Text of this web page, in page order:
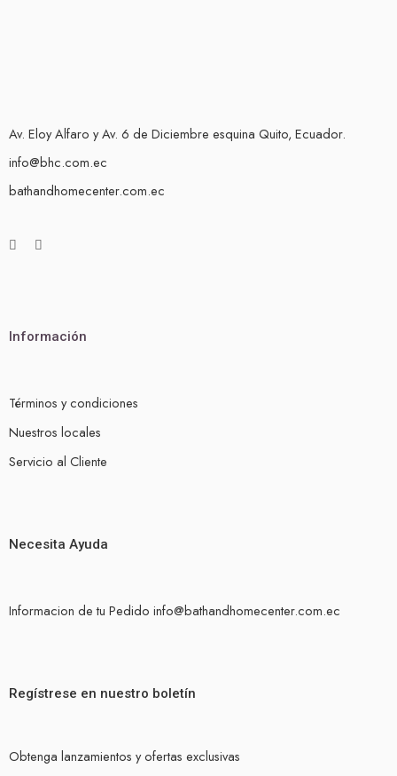
Av. Eloy Alfaro y Av. 6 de Diciembre esquina Quito, Ecuador.
info@bhc.com.ec
bathandhomecenter.com.ec
Información
Términos y condiciones
Nuestros locales
Servicio al Cliente
Necesita Ayuda
Informacion de tu Pedido info@bathandhomecenter.com.ec
Regístrese en nuestro boletín
Obtenga lanzamientos y ofertas exclusivas